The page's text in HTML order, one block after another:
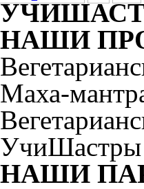
НАШИ
Маха-
УчиШастры
НАШИ